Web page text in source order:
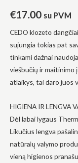
€17.00 su PVM
CEDO klozeto
sujungia tokias pat
tinkami dažnai
viešbučių ir maitinimo
atlaikys, tai daro juos
HIGIENA IR LENGVA
Dėl labai lygaus
Likučius lengva
natūralų valymo
vieną higienos
Būtinas
Šie
slapukai
yra